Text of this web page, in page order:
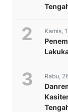
Kamis,
Rabu,